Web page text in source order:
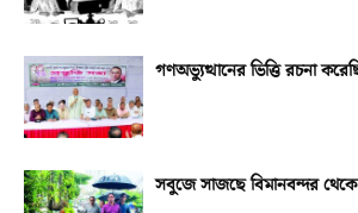
গণঅভ্যুত্থানের ভিত্তি রচনা
সবুজে সাজছে বিমানবন্দর